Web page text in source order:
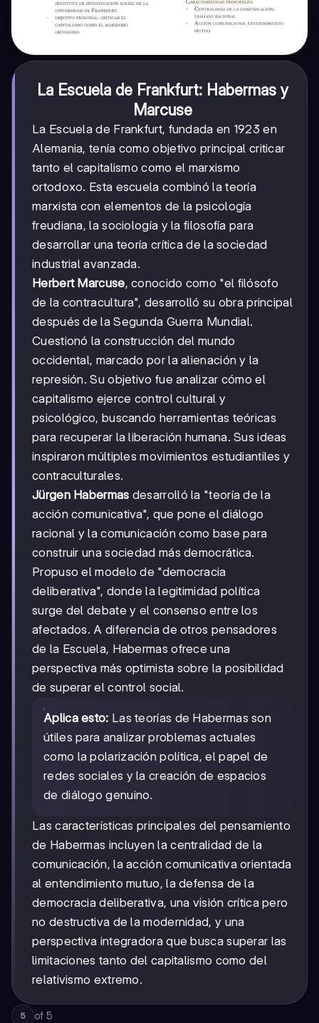
La Escuela de Frankfurt: Habermas y
Marcuse
La Escuela de Frankfurt, fundada en 1923 en
Alemania, tenía como objetivo principal criticar
tanto el capitalismo como el marxismo
ortodoxo. Esta escuela combinó la teoría
marxista con elementos de la psicología
freudiana, la sociología y la filosofía para
desarrollar una teoría crítica de la sociedad
industrial avanzada.
Herbert Marcuse, conocido como "el filósofo
de la contracultura", desarrolló su obra principal
después de la Segunda Guerra Mundial.
Cuestionó la construcción del mundo
occidental, marcado por la alienación y la
represión. Su objetivo fue analizar cómo el
capitalismo ejerce control cultural y
psicológico, buscando herramientas teóricas
para recuperar la liberación humana. Sus ideas
inspiraron múltiples movimientos estudiantiles y
contraculturales.
Jürgen Habermas desarrolló la "teoría de la
acción comunicativa", que pone el diálogo
racional y la comunicación como base para
construir una sociedad más democrática.
Propuso el modelo de "democracia
deliberativa", donde la legitimidad política
surge del debate y el consenso entre los
afectados. A diferencia de otros pensadores
de la Escuela, Habermas ofrece una
perspectiva más optimista sobre la posibilidad
de superar el control social.
Aplica esto: Las teorías de Habermas son
útiles para analizar problemas actuales
como la polarización política, el papel de
redes sociales y la creación de espacios
de diálogo genuino.
Las características principales del pensamiento
de Habermas incluyen la centralidad de la
comunicación, la acción comunicativa orientada
al entendimiento mutuo, la defensa de la
democracia deliberativa, una visión crítica pero
no destructiva de la modernidad, y una
perspectiva integradora que busca superar las
limitaciones tanto del capitalismo como del
relativismo extremo.
5 of 5